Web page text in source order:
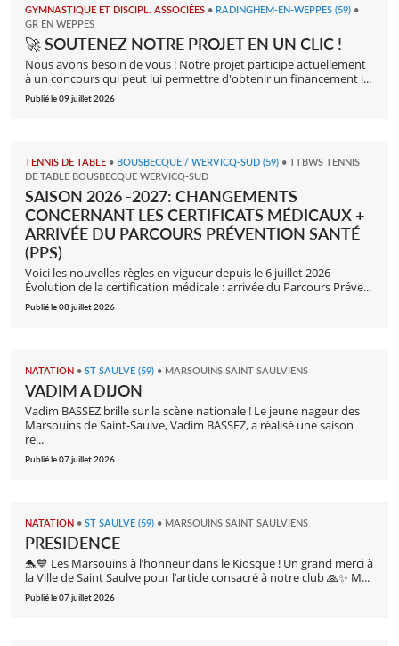
GYMNASTIQUE ET DISCIPL. ASSOCIÉES • RADINGHEM-EN-WEPPES (59) •
GR EN WEPPES
🚀 SOUTENEZ NOTRE PROJET EN UN CLIC !
Nous avons besoin de vous ! Notre projet participe actuellement
à un concours qui peut lui permettre d'obtenir un financement i...
Publié le 09 juillet 2026
TENNIS DE TABLE • BOUSBECQUE / WERVICQ-SUD (59) • TTBWS TENNIS
DE TABLE BOUSBECQUE WERVICQ-SUD
SAISON 2026 -2027: CHANGEMENTS
CONCERNANT LES CERTIFICATS MÉDICAUX +
ARRIVÉE DU PARCOURS PRÉVENTION SANTÉ
(PPS)
Voici les nouvelles règles en vigueur depuis le 6 juillet 2026
Évolution de la certification médicale : arrivée du Parcours Préve...
Publié le 08 juillet 2026
NATATION • ST SAULVE (59) • MARSOUINS SAINT SAULVIENS
VADIM A DIJON
Vadim BASSEZ brille sur la scène nationale ! Le jeune nageur des
Marsouins de Saint-Saulve, Vadim BASSEZ, a réalisé une saison
re...
Publié le 07 juillet 2026
NATATION • ST SAULVE (59) • MARSOUINS SAINT SAULVIENS
PRESIDENCE
🐬💙 Les Marsouins à l’honneur dans le Kiosque ! Un grand merci à
la Ville de Saint Saulve pour l’article consacré à notre club 🙏✨ M...
Publié le 07 juillet 2026